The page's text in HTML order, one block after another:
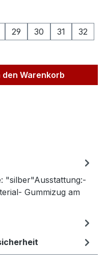
29 30 31
32
den
den Warenkorb
"silber"Ausstattung:-
Gummizug am